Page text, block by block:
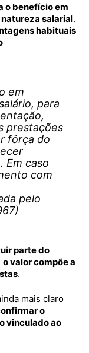
o benefício em
salarial.
habituais
em
para
prestações
fôrça do
Em caso
com
pelo
parte do
o valor compõe a
.
mais claro
o
vinculado ao